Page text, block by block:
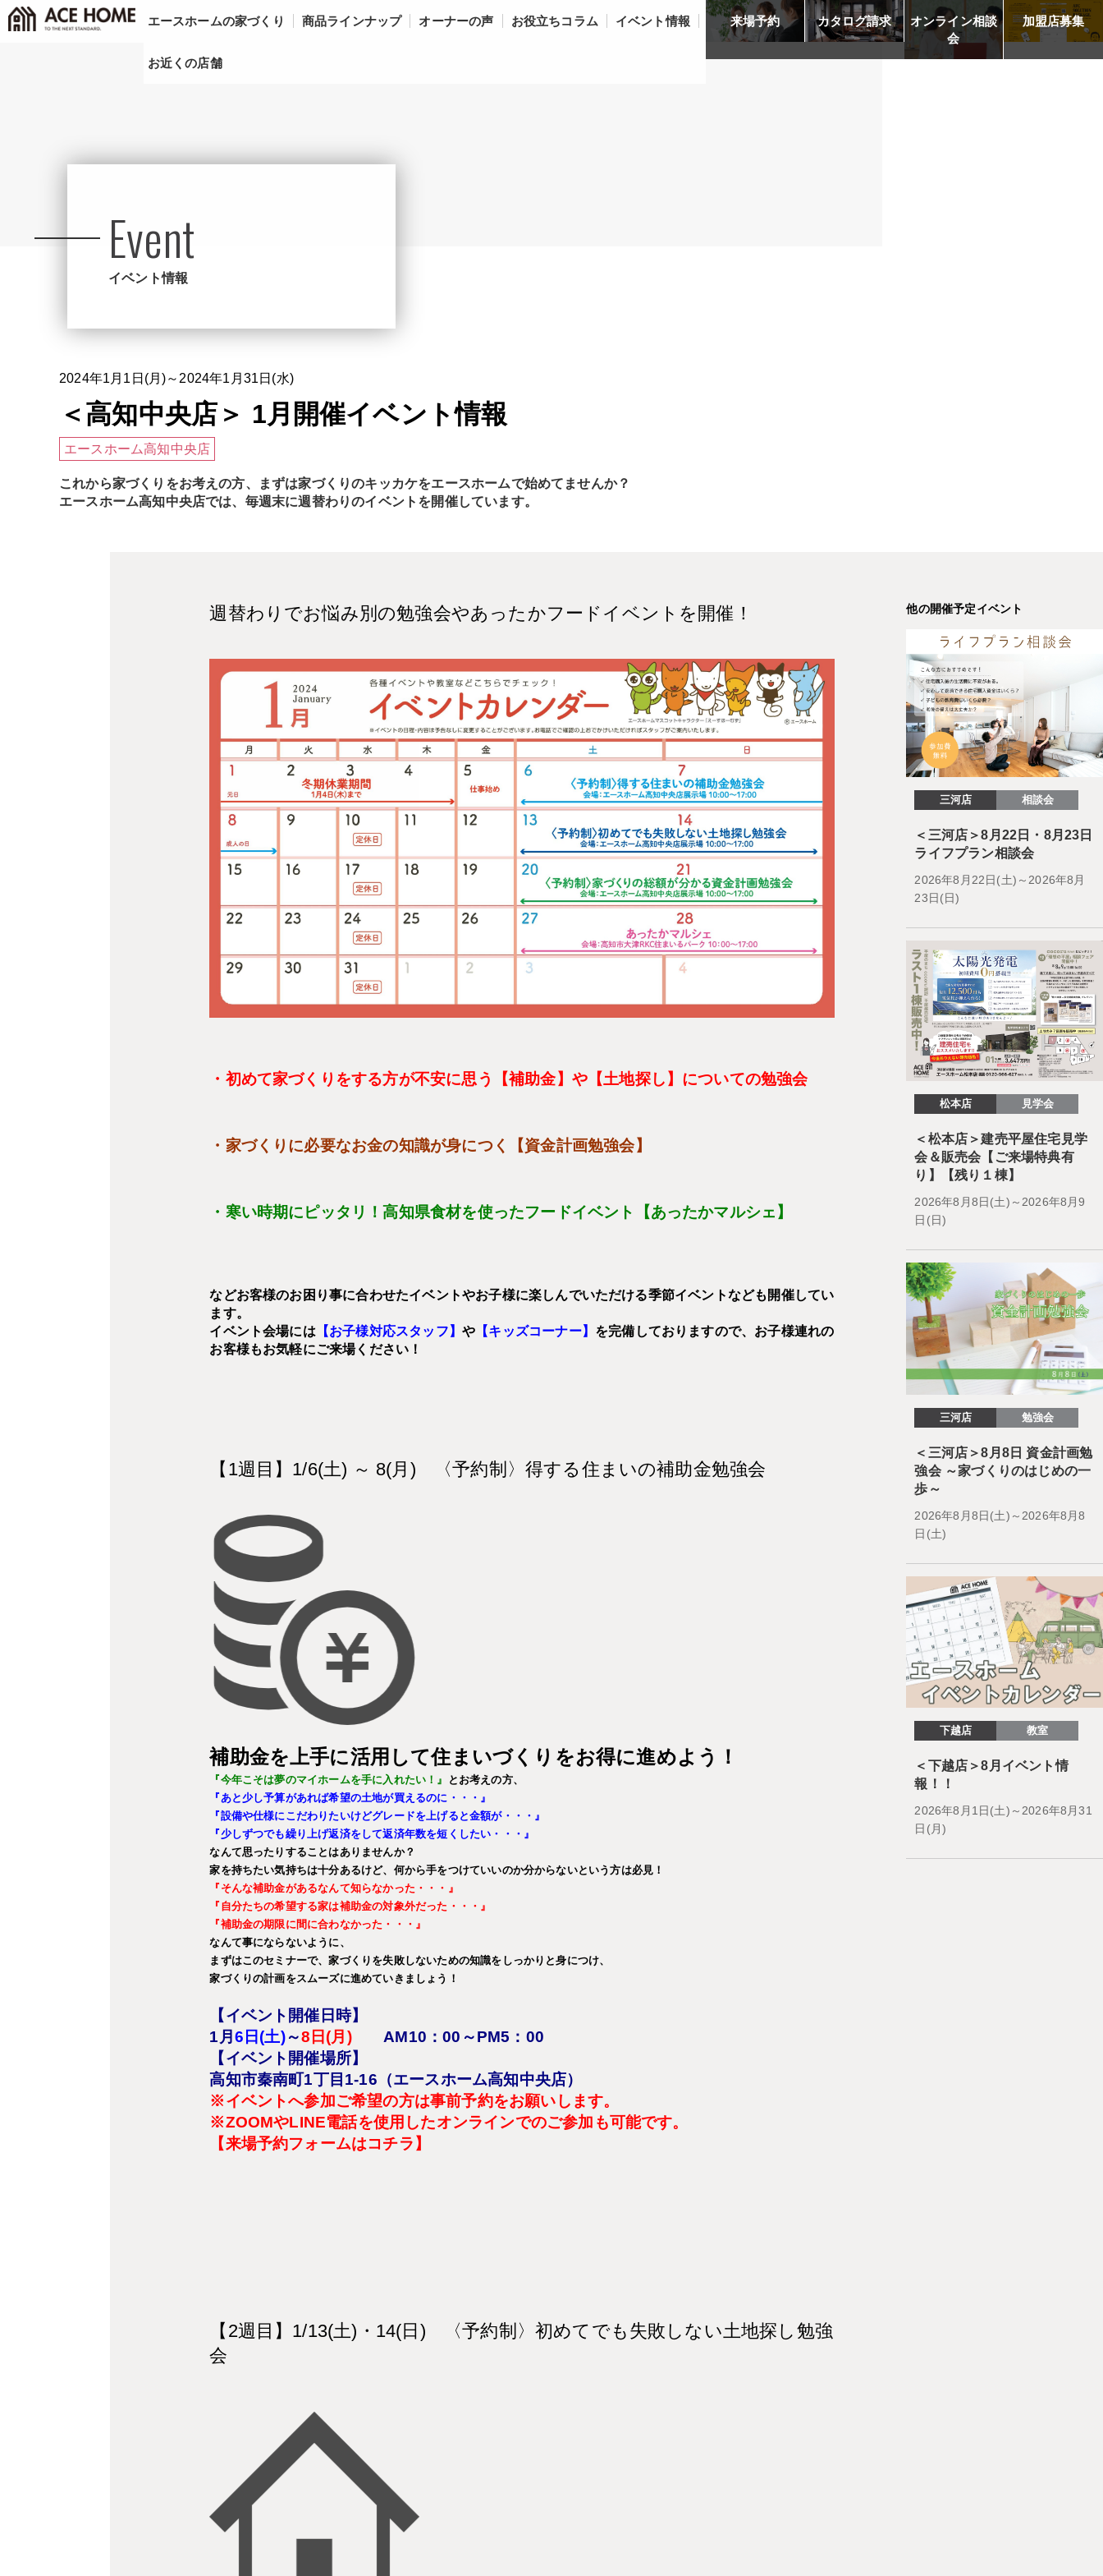
エースホームの家づくり 商品ラインナップ オーナーの声 お役立ちコラム イベント情報
お近くの店舗
来場予約 カタログ請求
オンライン相談
会
加盟店募集
Event
イベント情報
2024年1月1日(月)～2024年1月31日(水)
＜高知中央店＞ 1月開催イベント情報
エースホーム高知中央店
これから家づくりをお考えの方、まずは家づくりのキッカケをエースホームで始めてませんか？
エースホーム高知中央店では、毎週末に週替わりのイベントを開催しています。
週替わりでお悩み別の勉強会やあったかフードイベントを開催！
・初めて家づくりをする方が不安に思う【補助金】や【土地探し】についての勉強会
・家づくりに必要なお金の知識が身につく【資金計画勉強会】
・寒い時期にピッタリ！高知県食材を使ったフードイベント 【あったかマルシェ】
などお客様のお困り事に合わせたイベントやお子様に楽しんでいただける季節イベントなども開催してい
ます。
イベント会場には 【お子様対応スタッフ】や 【キッズコーナー】 を完備しておりますので、お子様連れの
お客様もお気軽にご来場ください！
【1週目】1/6(土) ～ 8(月) 〈予約制〉得する住まいの補助金勉強会
補助金を上手に活用して住まいづくりをお得に進めよう！
『今年こそは夢のマイホームを手に入れたい！』
とお考えの方、
『あと少し予算があれば希望の土地が買えるのに・・・ 』
『設備や仕様にこだわりたいけどグレードを上げると金額が・・・』
『少しずつでも繰り上げ返済をして返済年数を短くしたい・・・』
なんて思ったりすることはありませんか？
家を持ちたい気持ちは十分あるけど、何から手をつけていいのか分からないという方は必見！
『そんな補助金があるなんて知らなかった・・・』
『自分たちの希望する家は補助金の対象外だった・・・』
『補助金の期限に間に合わなかった・・・』
なんて事にならないように、
まずはこのセミナーで、家づくりを失敗しないための知識をしっかりと身につけ、
家づくりの計画をスムーズに進めていきましょう！
【イベント開催日時】
1 月 6日(土)～8日(月)AM10：00～PM5：00
【イベント開催場所】
高知市秦南町1丁目1-16（エースホーム高知中央店）
※イベントへ参加ご希望の方は事前予約をお願いします。
※ZOOMやLINE電話を使用したオンラインでのご参加も可能です。
【来場予約フォームはコチラ】
【2週目】1/13(土)・14(日) 〈予約制〉初めてでも失敗しない土地探し勉強
会
他の開催予定イベント
三河店 相談会
＜三河店＞8月22日・8月23日
ライフプラン相談会
2026年8月22日(土)～2026年8月
23日(日)
松本店 見学会
＜松本店＞建売平屋住宅見学
会＆販売会【ご来場特典有
り】【残り１棟】
2026年8月8日(土)～2026年8月9
日(日)
三河店 勉強会
＜三河店＞8月8日 資金計画勉
強会 ～家づくりのはじめの一
歩～
2026年8月8日(土)～2026年8月8
日(土)
下越店 教室
＜下越店＞8月イベント情
報！！
2026年8月1日(土)～2026年8月31
日(月)